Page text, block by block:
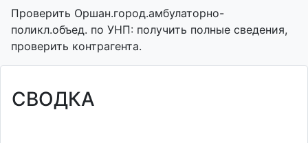
Проверить Оршан.город.амбулаторно-
поликл.объед. по УНП: получить полные сведения,
проверить контрагента.
СВОДКА